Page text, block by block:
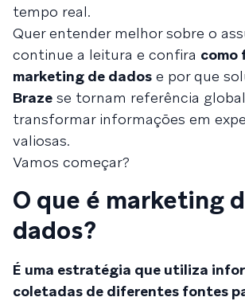
tempo real.
Quer entender melhor sobre o
continue a leitura e confira como
marketing de dados e por que
Braze se tornam referência
transformar informações em
valiosas.
Vamos começar?
O que é marketing
dados?
É uma estratégia que utiliza
coletadas de diferentes fontes